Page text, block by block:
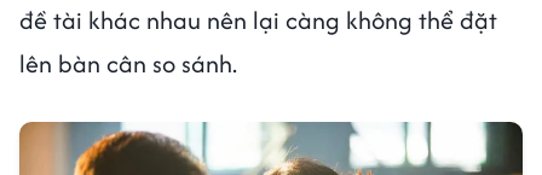
đề tài khác nhau nên lại càng không thể đặt
lên bàn cân so sánh.